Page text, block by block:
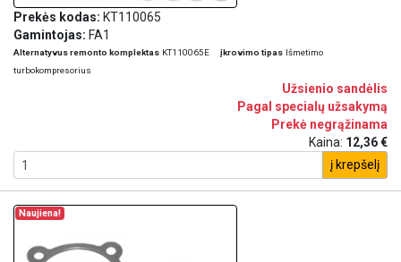
Prekės kodas: KT110065
Gamintojas: FA1
Alternatyvus remonto komplektas KT110065E įkrovimo tipas Išmetimo
turbokompresorius
Užsienio sandėlis
Pagal specialų užsakymą
Prekė negrąžinama
Kaina: 12,36 €
į krepšelį
Naujiena!